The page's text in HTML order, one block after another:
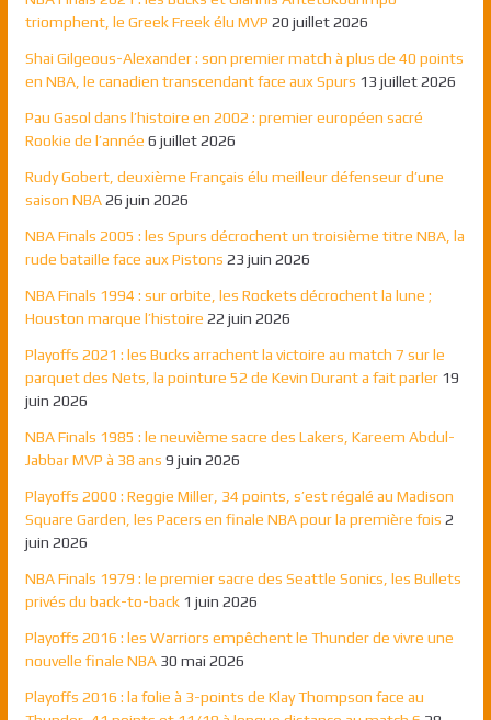
triomphent, le Greek Freek élu MVP 20 juillet 2026
Shai Gilgeous-Alexander : son premier match à plus de 40 points
en NBA, le canadien transcendant face aux Spurs 13 juillet 2026
Pau Gasol dans l’histoire en 2002 : premier européen sacré
Rookie de l’année 6 juillet 2026
Rudy Gobert, deuxième Français élu meilleur défenseur d’une
saison NBA 26 juin 2026
NBA Finals 2005 : les Spurs décrochent un troisième titre NBA, la
rude bataille face aux Pistons 23 juin 2026
NBA Finals 1994 : sur orbite, les Rockets décrochent la lune ;
Houston marque l’histoire 22 juin 2026
Playoffs 2021 : les Bucks arrachent la victoire au match 7 sur le
parquet des Nets, la pointure 52 de Kevin Durant a fait parler 19
juin 2026
NBA Finals 1985 : le neuvième sacre des Lakers, Kareem Abdul-
Jabbar MVP à 38 ans 9 juin 2026
Playoffs 2000 : Reggie Miller, 34 points, s’est régalé au Madison
Square Garden, les Pacers en finale NBA pour la première fois 2
juin 2026
NBA Finals 1979 : le premier sacre des Seattle Sonics, les Bullets
privés du back-to-back 1 juin 2026
Playoffs 2016 : les Warriors empêchent le Thunder de vivre une
nouvelle finale NBA 30 mai 2026
Playoffs 2016 : la folie à 3-points de Klay Thompson face au